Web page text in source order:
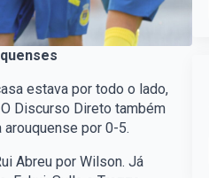
estava por todo o lado,
Discurso Direto também
por 0-5.
Abreu por Wilson. Já